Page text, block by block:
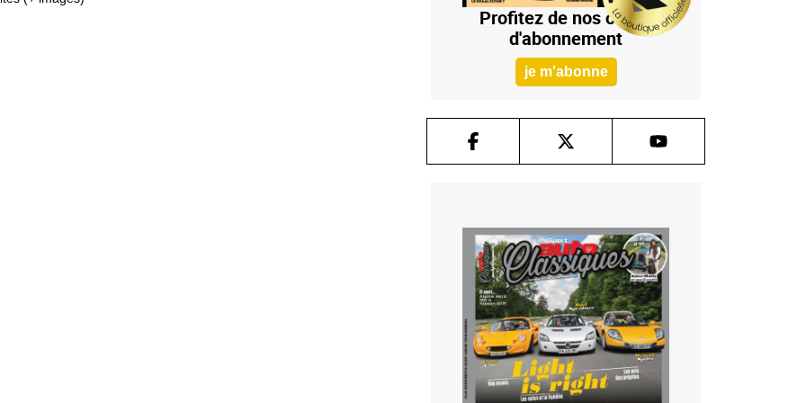
Profitez de nos offres
d'abonnement
je m'abonne